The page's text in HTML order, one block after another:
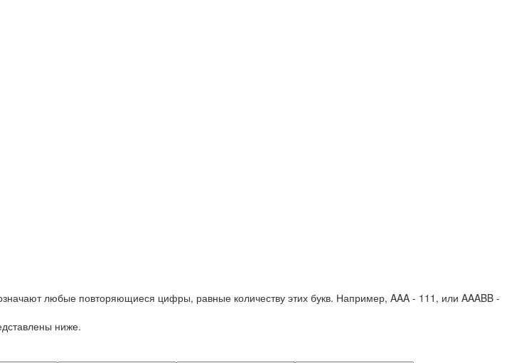
любые повторяющиеся цифры, равные количеству этих букв. Например, AAA - 111 , или AAABB -
ниже.